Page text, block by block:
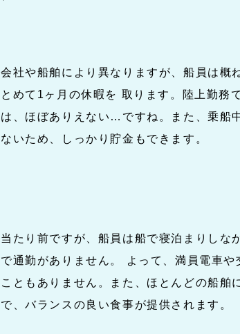
会社や船舶により異なりますが、船員は概
とめて1ヶ月の休暇を 取ります。陸上勤務
は、ほぼありえない…ですね。また、乗船
ないため、しっかり貯金もできます。
当たり前ですが、船員は船で寝泊まりしな
で通勤がありません。 よって、満員電車や
こともありません。また、ほとんどの船舶
で、バランスの良い食事が提供されます。